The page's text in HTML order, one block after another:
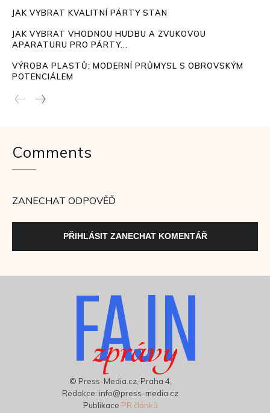
JAK VYBRAT KVALITNÍ PÁRTY STAN
JAK VYBRAT VHODNOU HUDBU A ZVUKOVOU
APARATURU PRO PÁRTY...
VÝROBA PLASTŮ: MODERNÍ PRŮMYSL S OBROVSKÝM
POTENCIÁLEM
Comments
ZANECHAT ODPOVĚĎ
PŘIHLÁSIT ZANECHAT KOMENTÁŘ
FAJN
zprávy
© Press-Media.cz, Praha 4,
Redakce: info@press-media.cz
Publikace PR článků